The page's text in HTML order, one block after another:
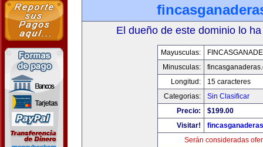
El dueño de este dominio lo
Mayusculas:
Minusculas:
Longitud:
15 caracteres
Categorias:
Sin Clasificar
Precio:
$199.00
Visitar!
Serán consideradas